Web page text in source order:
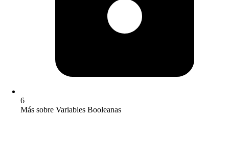
6
Más sobre Variables Booleanas